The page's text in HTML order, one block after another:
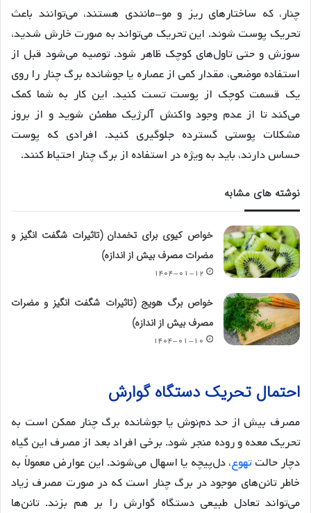
چنار، که ساختارهای ریز و مو-مانندی هستند، می‌توانند باعث
تحریک پوست شوند. این تحریک می‌تواند به صورت خارش شدید،
سوزش و حتی تاول‌های کوچک ظاهر شود. توصیه می‌شود قبل از
استفاده موضعی، مقدار کمی از عصاره یا جوشانده برگ چنار را روی
یک قسمت کوچک از پوست تست کنید. این کار به شما کمک
می‌کند تا از عدم وجود واکنش آلرژیک مطمئن شوید و از بروز
مشکلات پوستی گسترده جلوگیری کنید. افرادی که پوست
حساس دارند، باید به ویژه در استفاده از برگ چنار احتیاط کنند.
نوشته های مشابه
خواص کیوی برای تخمدان (تاثیرات شگفت انگیز و
مضرات مصرف بیش از اندازه)
۱۴۰۴-۰۱-۱۲
خواص برگ هویج (تاثیرات شگفت انگیز و مضرات
مصرف بیش از اندازه)
۱۴۰۴-۰۱-۱۰
احتمال تحریک دستگاه گوارش
مصرف بیش از حد دم‌نوش یا جوشانده برگ چنار ممکن است به
تحریک معده و روده منجر شود. برخی افراد بعد از مصرف این گیاه
دچار حالتتهوع، دل‌پیچه یا اسهال می‌شوند. این عوارض معمولاً به
خاطر تانن‌های موجود در برگ چنار است که در صورت مصرف زیاد
می‌تواند تعادل طبیعی دستگاه گوارش را بر هم بزند. تانن‌ها